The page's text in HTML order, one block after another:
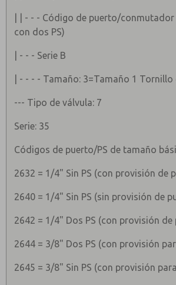
| | - - - Código de puerto/
con dos PS)
| - - - Serie B
| - - - - Tamaño: 3=Tamaño 1
--- Tipo de válvula: 7
Serie: 35
Códigos de puerto/PS de tamaño
2632 = 1/4" Sin PS (con provisión de
2640 = 1/4" Sin PS (sin provisión de
2642 = 1/4" Dos PS (con provisión de
2644 = 3/8" Dos PS (con provisión
2645 = 3/8" Sin PS (con provisión